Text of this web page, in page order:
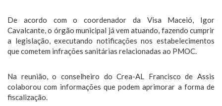
De acordo com o coordenador da Visa Maceió, Igor
Cavalcante, o órgão municipal já vem atuando, fazendo cumprir
a legislação, executando notificações nos estabelecimentos
que cometem infrações sanitárias relacionadas ao PMOC.
Na reunião, o conselheiro do Crea-AL Francisco de Assis
colaborou com informações que podem aprimorar a forma de
fiscalização.